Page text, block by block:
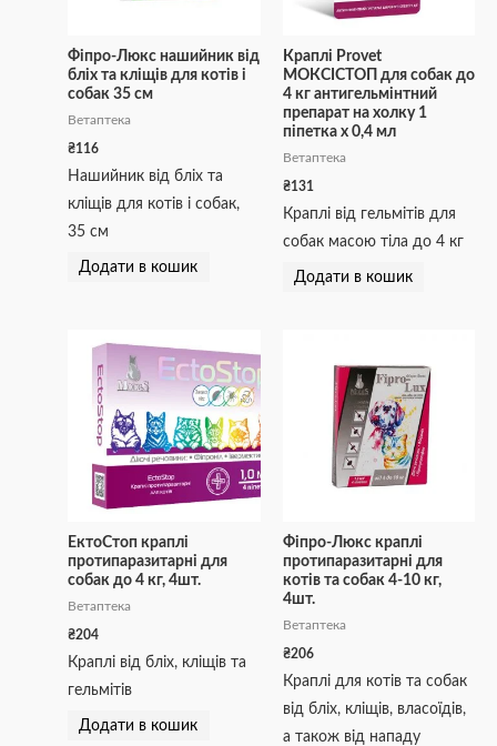
Фіпро-Люкс нашийник від
бліх та кліщів для котів і
собак 35 см
Ветаптека
₴116
Нашийник від бліх та
кліщів для котів і собак,
35 см
Додати в кошик
Краплі Provet
МОКСІСТОП для собак до
4 кг антигельмінтний
препарат на холку 1
піпетка х 0,4 мл
Ветаптека
₴131
Краплі від гельмітів для
собак масою тіла до 4 кг
Додати в кошик
ЕктоСтоп краплі
протипаразитарні для
собак до 4 кг, 4шт.
Ветаптека
₴204
Краплі від бліх, кліщів та
гельмітів
Додати в кошик
Фіпро-Люкс краплі
протипаразитарні для
котів та собак 4-10 кг,
4шт.
Ветаптека
₴206
Краплі для котів та собак
від бліх, кліщів, власоїдів,
а також від нападу